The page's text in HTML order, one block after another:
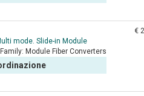
mode. Slide-in Module
Family: Module Fiber Converters
€